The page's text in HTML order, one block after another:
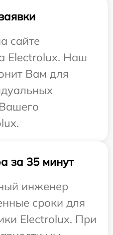
сайте
Electrolux. Наш
Вам для
за 35 минут
инженер
сроки для
Electrolux. При